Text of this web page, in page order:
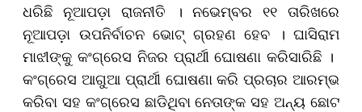
ଧରିଛି ନୂଆପଡ଼ା ରାଜନୀତି । ନଭେମ୍ବର ୧୧ ତାରିଖରେ
ନୂଆପଡ଼ା ଉପନିର୍ବାଚନ ଭୋଟ୍ ଗ୍ରହଣ ହେବ । ଘାସିରାମ
ମାଝୀଙ୍କୁ କଂଗ୍ରେସ ନିଜର ପ୍ରାର୍ଥୀ ଘୋଷଣା କରିସାରିଛି । ​​​​​​​
କଂଗ୍ରେସ ଆଗୁଆ ପ୍ରାର୍ଥୀ ଘୋଷଣା କରି ପ୍ରଚାର ଆରମ୍ଭ
କରିବା ସହ କଂଗ୍ରେସ ଛାଡିଥିବା ନେତାଙ୍କ ସହ ଅନ୍ୟ ଛୋଟ